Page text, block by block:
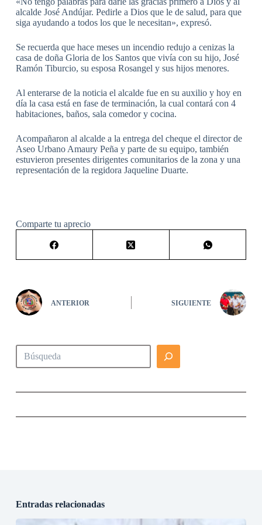
alcalde José Andújar. Pedirle a Dios que le de salud, para que
siga ayudando a todos los que le necesitan», expresó.
Se recuerda que hace meses un incendio redujo a cenizas la
casa de doña Gloria de los Santos que vivía con su hijo, José
Ramón Tiburcio, su esposa Rosangel y sus hijos menores.
Al enterarse de la noticia el alcalde fue en su auxilio y hoy en
día la casa está en fase de terminación, la cual contará con 4
habitaciones, baños, sala comedor y cocina.
Acompañaron al alcalde a la entrega del cheque el director de
Aseo Urbano Amaury Peña y parte de su equipo, también
estuvieron presentes dirigentes comunitarios de la zona y una
representación de la regidora Jaqueline Duarte.
Comparte tu aprecio
ANTERIOR SIGUIENTE
Buscar
Entradas relacionadas